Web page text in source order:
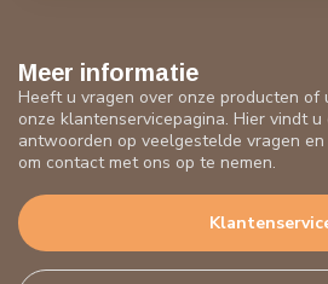
Meer informatie
Heeft u vragen over onze producten of
onze klantenservicepagina. Hier vindt
antwoorden op veelgestelde vragen
om contact met ons op te nemen.